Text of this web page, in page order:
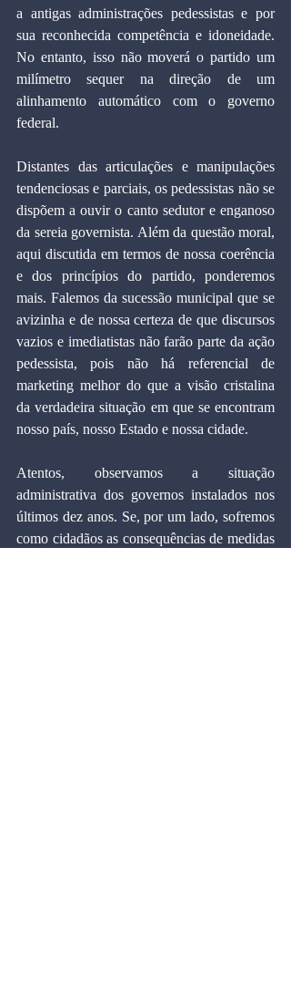
a antigas administrações pedessistas e por
sua reconhecida competência e idoneidade.
No entanto, isso não moverá o partido um
milímetro sequer na direção de um
alinhamento automático com o governo
federal.
Distantes das articulações e manipulações
tendenciosas e parciais, os pedessistas não se
dispõem a ouvir o canto sedutor e enganoso
da sereia governista. Além da questão moral,
aqui discutida em termos de nossa coerência
e dos princípios do partido, ponderemos
mais. Falemos da sucessão municipal que se
avizinha e de nossa certeza de que discursos
vazios e imediatistas não farão parte da ação
pedessista, pois não há referencial de
marketing melhor do que a visão cristalina
da verdadeira situação em que se encontram
nosso país, nosso Estado e nossa cidade.
Atentos, observamos a situação
administrativa dos governos instalados nos
últimos dez anos. Se, por um lado, sofremos
como cidadãos as consequências de medidas